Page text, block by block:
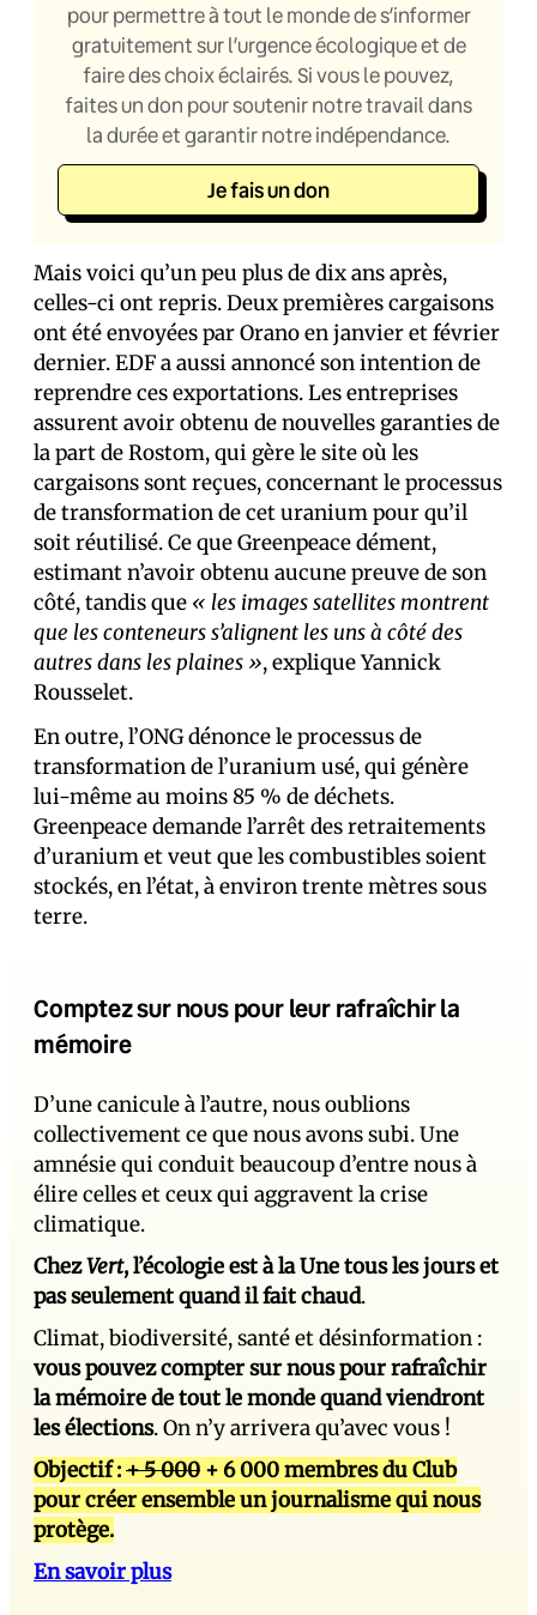
pour permettre à tout le monde de s’informer
gratuitement sur l’urgence écologique et de
faire des choix éclairés. Si vous le pouvez,
faites un don pour soutenir notre travail dans
la durée et garantir notre indépendance.
Je fais un don
Mais voici qu’un peu plus de dix ans après,
celles-ci ont repris. Deux premières cargaisons
ont été envoyées par Orano en janvier et février
dernier. EDF a aussi annoncé son intention de
reprendre ces exportations. Les entreprises
assurent avoir obtenu de nouvelles garanties de
la part de Rostom, qui gère le site où les
cargaisons sont reçues, concernant le processus
de transformation de cet uranium pour qu’il
soit réutilisé. Ce que Greenpeace dément,
estimant n’avoir obtenu aucune preuve de son
côté, tandis que « les images satellites montrent
que les conteneurs s’alignent les uns à côté des
autres dans les plaines », explique Yannick
Rousselet.
En outre, l’ONG dénonce le processus de
transformation de l’uranium usé, qui génère
lui-même au moins 85 % de déchets.
Greenpeace demande l’arrêt des retraitements
d’uranium et veut que les combustibles soient
stockés, en l’état, à environ trente mètres sous
terre.
Comptez sur nous pour leur rafraîchir la
mémoire
D’une canicule à l’autre, nous oublions
collectivement ce que nous avons subi. Une
amnésie qui conduit beaucoup d’entre nous à
élire celles et ceux qui aggravent la crise
climatique.
ChezVert, l’écologie est à la Une tous les jours et
pas seulement quand il fait chaud.
Climat, biodiversité, santé et désinformation :
vous pouvez compter sur nous pour rafraîchir
la mémoire de tout le monde quand viendront
les élections. On n’y arrivera qu’avec vous !
Objectif :+ 5 000 + 6 000 membres du Club
pour créer ensemble un journalisme qui nous
protège.
En savoir plus